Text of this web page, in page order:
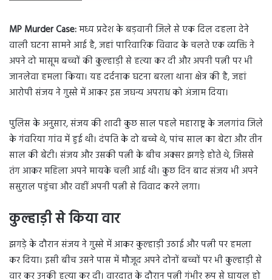
MP Murder Case:मध्य प्रदेश के बड़वानी जिले से एक दिल दहला देने
वाली घटना सामने आई है, जहां पारिवारिक विवाद के चलते एक व्यक्ति ने
अपने दो मासूम बच्चों की कुल्हाड़ी से हत्या कर दी और अपनी पत्नी पर भी
जानलेवा हमला किया। यह दर्दनाक घटना बरला थाना क्षेत्र की है, जहां
आरोपी संजय ने गुस्से में आकर इस जघन्य अपराध को अंजाम दिया।
पुलिस के अनुसार, संजय की शादी कुछ साल पहले महाराष्ट्र के जलगांव जिले
के गंवरिया गांव में हुई थी। दंपति के दो बच्चे थे, पांच साल का बेटा और तीन
साल की बेटी। संजय और उसकी पत्नी के बीच अक्सर झगड़े होते थे, जिससे
तंग आकर महिला अपने मायके चली आई थी। कुछ दिन बाद संजय भी अपने
ससुराल पहुंचा और वहीं अपनी पत्नी से विवाद करने लगा।
कुल्हाड़ी से किया वार
झगड़े के दौरान संजय ने गुस्से में आकर कुल्हाड़ी उठाई और पत्नी पर हमला
कर दिया। इसी बीच उसने पास में मौजूद अपने दोनों बच्चों पर भी कुल्हाड़ी से
वार कर उनकी हत्या कर दी। वारदात के दौरान पत्नी गंभीर रूप से घायल हो